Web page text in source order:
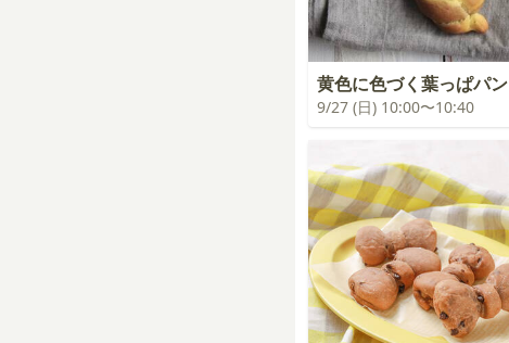
黄色に色づく葉っぱパン
9/27 (日) 10:00〜10:40